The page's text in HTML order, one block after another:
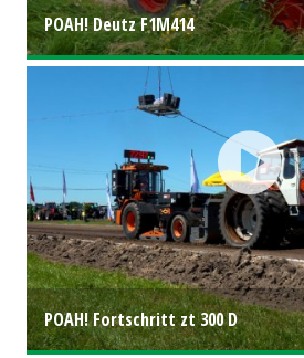
POAH! Deutz F1M414
POAH! Fortschritt zt 300 D